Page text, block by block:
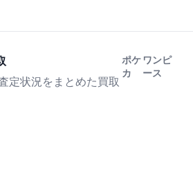
定状況をまとめた買取
ポケ
カ
ワンピ
ース